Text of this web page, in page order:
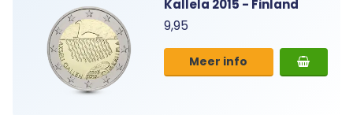
Kallela 2015 - Finland
9,95
Meer info